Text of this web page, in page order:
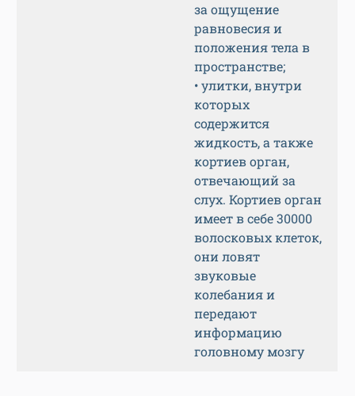
за ощущение
равновесия и
положения тела в
пространстве;
• улитки, внутри
которых
содержится
жидкость, а также
кортиев орган,
отвечающий за
слух. Кортиев орган
имеет в себе 30000
волосковых клеток,
они ловят
звуковые
колебания и
передают
информацию
головному мозгу